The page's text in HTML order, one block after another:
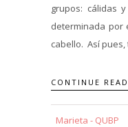
grupos: cálidas
determinada por
cabello. Así pues,
CONTINUE
Marieta - QUBP